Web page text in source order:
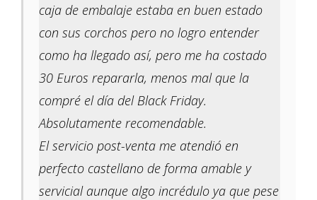
caja de embalaje estaba en buen estado
con sus corchos pero no logro entender
como ha llegado así, pero me ha costado
30 Euros repararla, menos mal que la
compré el día del Black Friday.
Absolutamente recomendable.
El servicio post-venta me atendió en
perfecto castellano de forma amable y
servicial aunque algo incrédulo ya que pese